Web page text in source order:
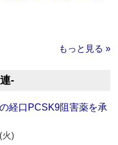
もっと見る »
‐
経口PCSK9阻害薬を承
火)